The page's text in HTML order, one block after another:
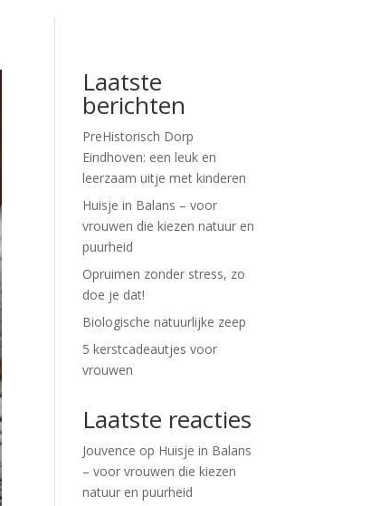
Laatste
berichten
PreHistorisch Dorp
Eindhoven: een leuk en
leerzaam uitje met kinderen
Huisje in Balans – voor
vrouwen die kiezen natuur en
puurheid
Opruimen zonder stress, zo
doe je dat!
Biologische natuurlijke zeep
5 kerstcadeautjes voor
vrouwen
Laatste reacties
Jouvence op Huisje in Balans
– voor vrouwen die kiezen
natuur en puurheid